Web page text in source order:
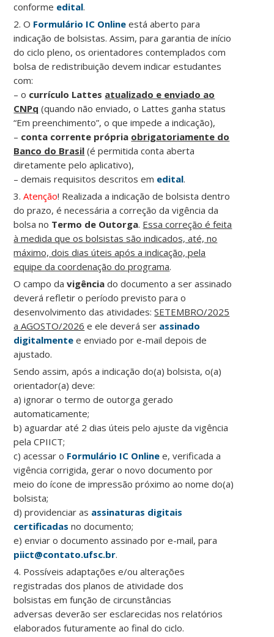
conforme edital.
2. O Formulário IC Online está aberto para
indicação de bolsistas. Assim, para garantia de início
do ciclo pleno, os orientadores contemplados com
bolsa de redistribuição devem indicar estudantes
com:
– o currículo Lattes atualizado e enviado ao
CNPq (quando não enviado, o Lattes ganha status
“Em preenchimento”, o que impede a indicação),
– conta corrente própria obrigatoriamente do
Banco do Brasil (é permitida conta aberta
diretamente pelo aplicativo),
– demais requisitos descritos em edital.
3.Atenção! Realizada a indicação de bolsista dentro
do prazo, é necessária a correção da vigência da
bolsa no Termo de Outorga. Essa correção é feita
à medida que os bolsistas são indicados, até, no
máximo, dois dias úteis após a indicação, pela
equipe da coordenação do programa.
O campo davigênciado documento a ser assinado
deverá refletir o período previsto para o
desenvolvimento das atividades:SETEMBRO/2025
a AGOSTO/2026 e ele deverá ser assinado
digitalmente e enviado por e-mail depois de
ajustado.
Sendo assim, após a indicação do(a) bolsista, o(a)
orientador(a) deve:
a) ignorar o termo de outorga gerado
automaticamente;
b) aguardar até 2 dias úteis pelo ajuste da vigência
pela CPIICT;
c) acessar o Formulário IC Online e, verificada a
vigência corrigida, gerar o novo documento por
meio do ícone de impressão próximo ao nome do(a)
bolsista;
d) providenciar as assinaturas digitais
certificadas no documento;
e) enviar o documento assinado por e-mail, para
piict@contato.ufsc.br.
4. Possíveis adaptações e/ou alterações
registradas dos planos de atividadedos
bolsistas em função decircunstâncias
adversasdeverão ser esclarecidas nos relatórios
elaborados futuramente ao final do ciclo.